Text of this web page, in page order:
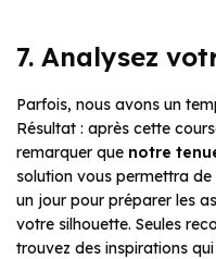
7. Analysez
Parfois, nous avons un
Résultat : après cette
remarquer que notre
solution vous permettra
un jour pour préparer les
votre silhouette. Seules
trouvez des inspirations